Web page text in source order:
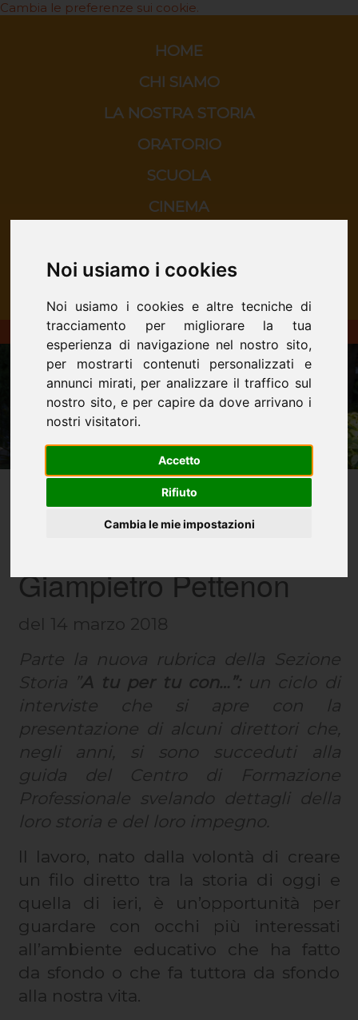
Noi usiamo i cookies
Noi usiamo i cookies e altre tecniche di
tracciamento per migliorare la tua
esperienza di navigazione nel nostro sito,
per mostrarti contenuti personalizzati e
annunci mirati, per analizzare il traffico sul
nostro sito, e per capire da dove arrivano i
nostri visitatori.
Accetto
Rifiuto
Cambia le mie impostazioni
Cambia le preferenze sui cookie.
HOME
CHI SIAMO
LA NOSTRA STORIA
ORATORIO
SCUOLA
CINEMA
ORATORIO DON BOSCO - San Donà di Piave
A tu per tu con
Giampietro Pettenon
del 14 marzo 2018
Parte la nuova rubrica della Sezione
Storia ”A tu per tu con…”:un ciclo di
interviste che si apre con la
presentazione di alcuni direttori che,
negli anni, si sono succeduti alla
guida del Centro di Formazione
Professionale svelando dettagli della
loro storia e del loro impegno.
Il lavoro, nato dalla volontà di creare
un filo diretto tra la storia di oggi e
quella di ieri, è un’opportunità per
guardare con occhi più interessati
all’ambiente educativo che ha fatto
da sfondo o che fa tuttora da sfondo
alla nostra vita.